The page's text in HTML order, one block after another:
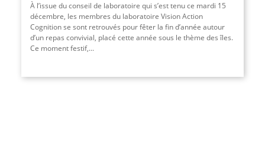
À l’issue du conseil de laboratoire qui s’est tenu ce mardi 15
décembre, les membres du laboratoire Vision Action
Cognition se sont retrouvés pour fêter la fin d’année autour
d’un repas convivial, placé cette année sous le thème des îles.
Ce moment festif,...